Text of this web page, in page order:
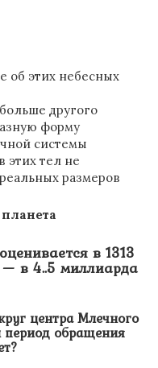
об этих небесных
другого
форму
системы
этих тел не
размеров
планета
в 1313
в 4..5 миллиарда
центра Млечного
период обращения